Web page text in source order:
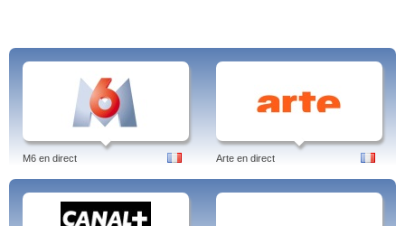
M6 en direct Arte en direct